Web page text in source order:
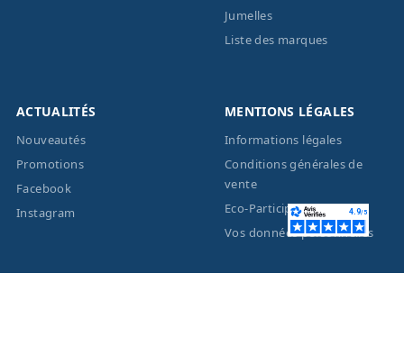
Jumelles
Liste des marques
ACTUALITÉS
Nouveautés
Promotions
Facebook
Instagram
MENTIONS LÉGALES
Informations légales
Conditions générales de
vente
Eco-Participation
Vos données personnelles